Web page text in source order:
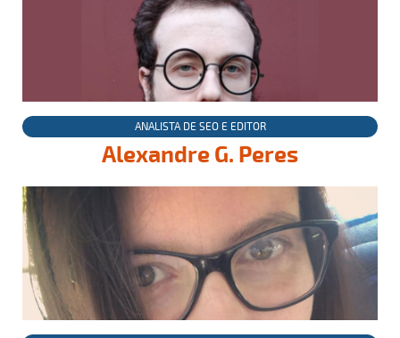
ANALISTA DE SEO E EDITOR
Alexandre G. Peres